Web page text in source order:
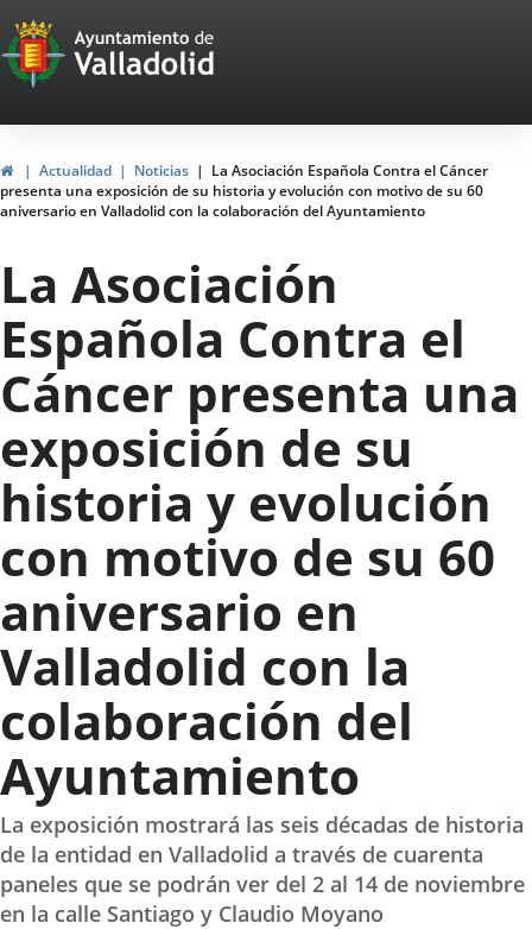
Portal
Web
del
Ayuntamiento
de
Valladolid
InicioActualidad Noticias
La Asociación Española Contra el Cáncer
presenta una exposición de su historia y evolución con motivo de su 60
aniversario en Valladolid con la colaboración del Ayuntamiento
La Asociación
Española Contra el
Cáncer presenta una
exposición de su
historia y evolución
con motivo de su 60
aniversario en
Valladolid con la
colaboración del
Ayuntamiento
La exposición mostrará las seis décadas de historia
de la entidad en Valladolid a través de cuarenta
paneles que se podrán ver del 2 al 14 de noviembre
en la calle Santiago y Claudio Moyano